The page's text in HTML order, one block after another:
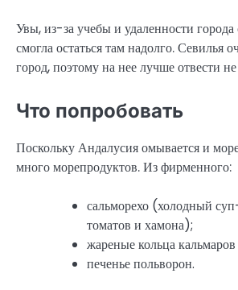
Увы, из-за учебы и удаленности
смогла остаться там надолго. Севилья
город, поэтому на нее лучше отвести
Что попробовать
Поскольку Андалусия омывается и
много морепродуктов. Из фирменного:
сальморехо (холодный
томатов и хамона);
жареные кольца
печенье польворон.